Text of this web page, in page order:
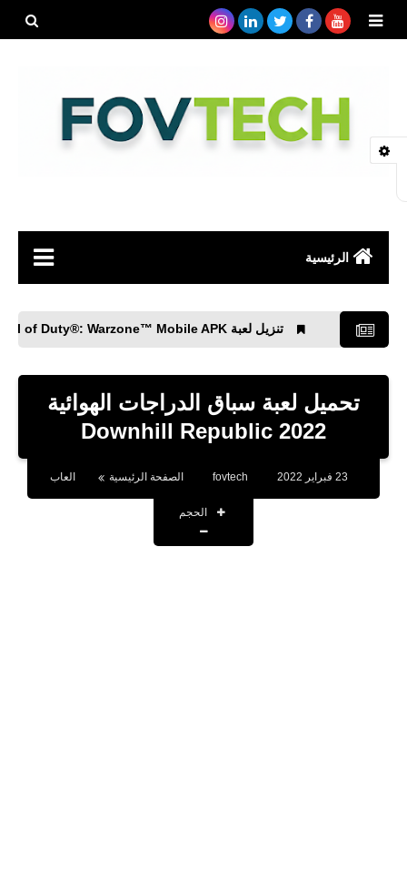
الرئيسية
مواقع
بلوجر
تنزيل لعبة Call of Duty®: Warzone™ Mobile APK لأجهزة Android
تحميل لعبة سباق الدراجات الهوائية
2022 Downhill Republic‏
fovtech الصفحة الرئيسية العاب
الحجم